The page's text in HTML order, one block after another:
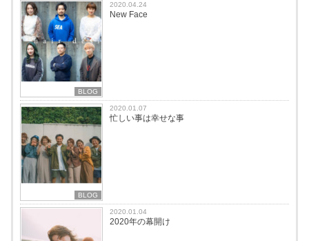
BLOG
2020.04.24
New Face
BLOG
2020.01.07
忙しい事は幸せな事
2020.01.04
2020年の幕開け